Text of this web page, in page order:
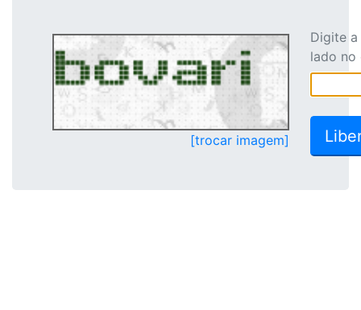
[trocar imagem]
Digite
lado no